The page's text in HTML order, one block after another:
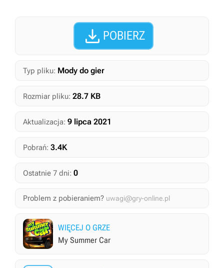
 POBIERZ
Typ pliku: Mody do gier
Rozmiar pliku: 28.7 KB
Aktualizacja: 9 lipca 2021
Pobrań: 3.4K
Ostatnie 7 dni: 0
Problem z pobieraniem? uwagi@gry-online.pl
WIĘCEJ O GRZE
My Summer Car